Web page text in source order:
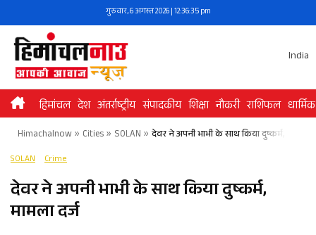
to
content
गुरुवार, 6 अगस्त 2026 | 12:36:35 pm
India
हिमांचल देश अंतर्राष्ट्रीय संपादकीय शिक्षा नौकरी राशिफल धार्मिक
Himachalnow» Cities» SOLAN » देवर ने अपनी भाभी के साथ किया दुष्कर्म, मामला
SOLAN Crime
देवर ने अपनी भाभी के साथ किया दुष्कर्म,
मामला दर्ज